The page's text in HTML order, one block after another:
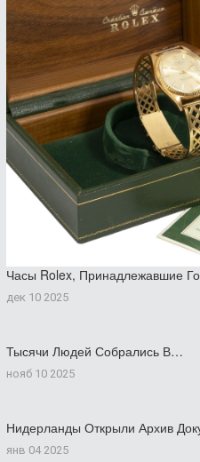
Часы Rolex, Принадлежавшие
дек 10 2025
Тысячи Людей Собрались В…
нояб 10 2025
Нидерланды Открыли Архив
янв 04 2025